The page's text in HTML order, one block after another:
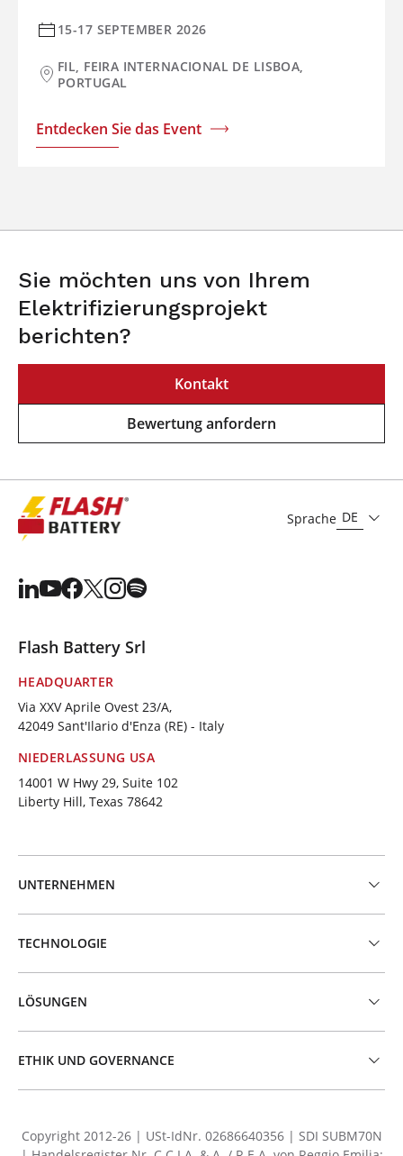
15-17 SEPTEMBER 2026
FIL, FEIRA INTERNACIONAL DE LISBOA,
PORTUGAL
Entdecken Sie das Event
Sie möchten uns von Ihrem
Elektrifizierungsprojekt
berichten?
Kontakt
Bewertung anfordern
Sprache DE
Flash Battery Srl
HEADQUARTER
Via XXV Aprile Ovest 23/A,
42049 Sant'Ilario d'Enza (RE) - Italy
NIEDERLASSUNG USA
14001 W Hwy 29, Suite 102
Liberty Hill, Texas 78642
UNTERNEHMEN
TECHNOLOGIE
LÖSUNGEN
ETHIK UND GOVERNANCE
Copyright 2012-26 | USt-IdNr. 02686640356 | SDI SUBM70N